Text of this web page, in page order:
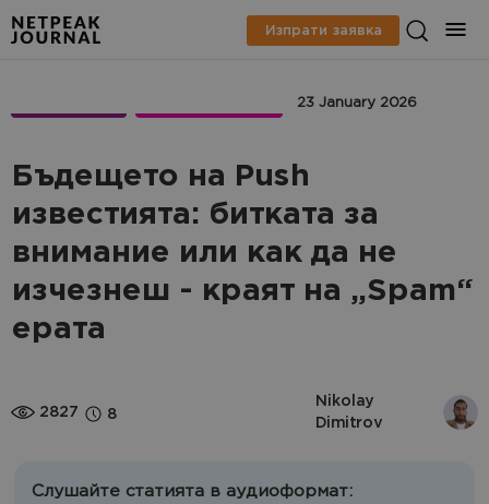
Изпрати заявка
23 January 2026
Бъдещето на Push
известията: битката за
внимание или как да не
изчезнеш - краят на „Spam“
ерата
2827 8
Nikolay
Dimitrov
Слушайте статията в аудиоформат: